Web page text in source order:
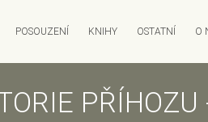
ON-LINE AUKCE
POSOUZENÍ KNIHY
ANTIKVARIÁT DLÁŽDĚNÁ
OSTATNÍ
RESTAUROVÁNÍ
O